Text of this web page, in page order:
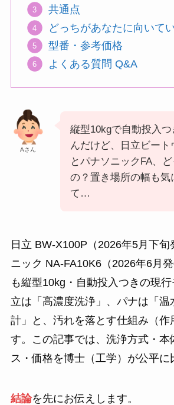
共通点
どっちがあなたに向いて
型番・参考価格
よくある質問 Q&A
Aさん
縦型10kgで自動投入
んだけど、日立ビート
とパナソニックFA、
の？置き場所の幅も気
て…
日立 BW-X100P（2026年5月下旬
ニック NA-FA10K6（2026年6月
も縦型10kg・自動投入つきの現
立は「高濃度洗浄」、パナは「温
計」と、汚れを落とす仕組み（作
す。この記事では、洗浄方式・本
ス・価格を博士（工学）が公平に
結論を先にお伝えします。